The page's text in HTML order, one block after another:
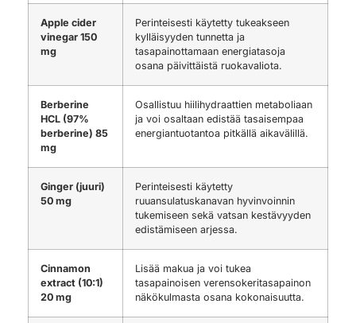
Apple cider
vinegar 150
mg
Perinteisesti käytetty tukeakseen
kylläisyyden tunnetta ja
tasapainottamaan energiatasoja
osana päivittäistä ruokavaliota.
Berberine
HCL (97%
berberine) 85
mg
Osallistuu hiilihydraattien metaboliaan
ja voi osaltaan edistää tasaisempaa
energiantuotantoa pitkällä aikavälillä.
Ginger (juuri)
50 mg
Perinteisesti käytetty
ruuansulatuskanavan hyvinvoinnin
tukemiseen sekä vatsan kestävyyden
edistämiseen arjessa.
Cinnamon
extract (10:1)
20 mg
Lisää makua ja voi tukea
tasapainoisen verensokeritasapainon
näkökulmasta osana kokonaisuutta.